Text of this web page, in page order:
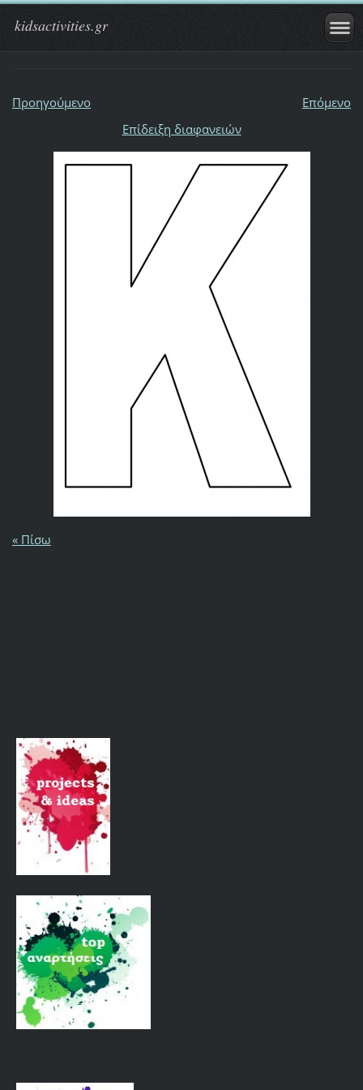
kidsactivities.gr
Προηγούμενο
Επόμενο
Επίδειξη διαφανειών
« Πίσω